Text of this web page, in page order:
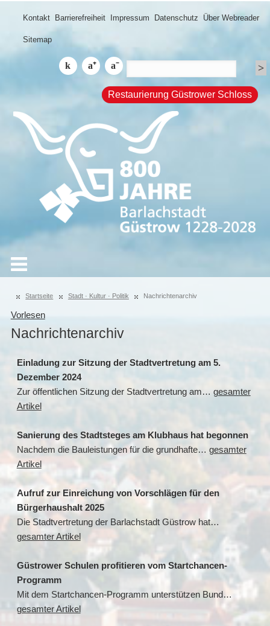
Kontakt Barrierefreiheit Impressum Datenschutz Über Webreader
Sitemap
Restaurierung Güstrower Schloss
Startseite Stadt · Kultur · Politik Nachrichtenarchiv
Vorlesen
Nachrichtenarchiv
Einladung zur Sitzung der Stadtvertretung am 5.
Dezember 2024
Zur öffentlichen Sitzung der Stadtvertretung am… gesamter
Artikel
Sanierung des Stadtsteges am Klubhaus hat begonnen
Nachdem die Bauleistungen für die grundhafte… gesamter
Artikel
Aufruf zur Einreichung von Vorschlägen für den
Bürgerhaushalt 2025
Die Stadtvertretung der Barlachstadt Güstrow hat…
gesamter Artikel
Güstrower Schulen profitieren vom Startchancen-
Programm
Mit dem Startchancen-Programm unterstützen Bund…
gesamter Artikel